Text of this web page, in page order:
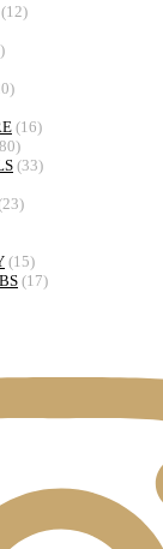
(12)
(16)
(33)
(15)
(17)